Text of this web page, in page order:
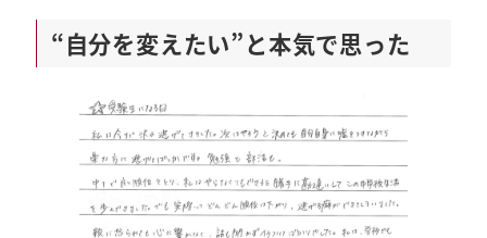
“自分を変えたい”と本気で思った